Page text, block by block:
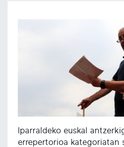
Iparraldeko euskal
errepertorioa kategoriatan